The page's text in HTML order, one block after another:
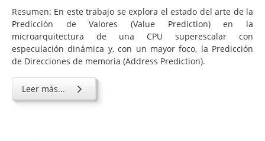
Resumen: En este trabajo se explora el estado del arte de la
Predicción de Valores (Value Prediction) en la
microarquitectura de una CPU superescalar con
especulación dinámica y, con un mayor foco, la Predicción
de Direcciones de memoria (Address Prediction).
Leer más...